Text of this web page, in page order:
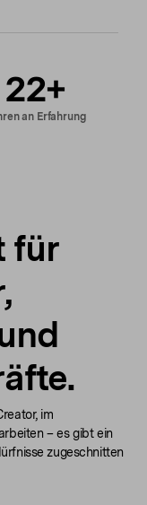
22+
an Erfahrung
für
im
– es gibt ein
zugeschnitten